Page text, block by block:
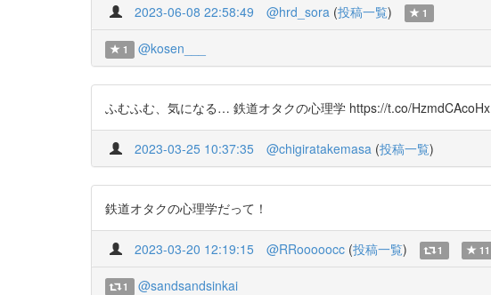
2023-06-08 22:58:49 @hrd_sora (投稿一覧) 1
1 @kosen___
ふむふむ、気になる… 鉄道オタクの心理学 https://t.co/HzmdCAcoHx
2023-03-25 10:37:35 @chigiratakemasa (投稿一覧)
鉄道オタクの心理学だって！
2023-03-20 12:19:15 @RRooooocc (投稿一覧) 1 11
1 @sandsandsinkai